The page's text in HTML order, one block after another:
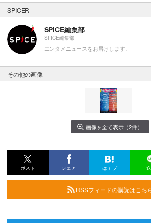
SPICER
SPICE編集部
SPICE編集部
エンタメニュースをお届けします。
その他の画像
画像を全て表示（2件）
ポスト シェア はてブ
RSSフィードの購読はこち